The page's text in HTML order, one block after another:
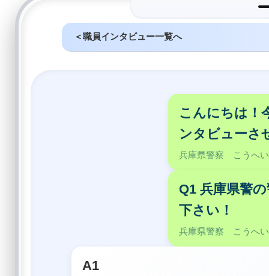
＜職員インタビュー一覧へ
こんにちは！
ンタビューさ
兵庫県警察 こうへ
Q1 兵庫県警
下さい！
兵庫県警察 こうへ
A1